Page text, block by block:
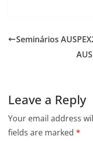
Seminários
Leave a Reply
Your email address
fields are marked *